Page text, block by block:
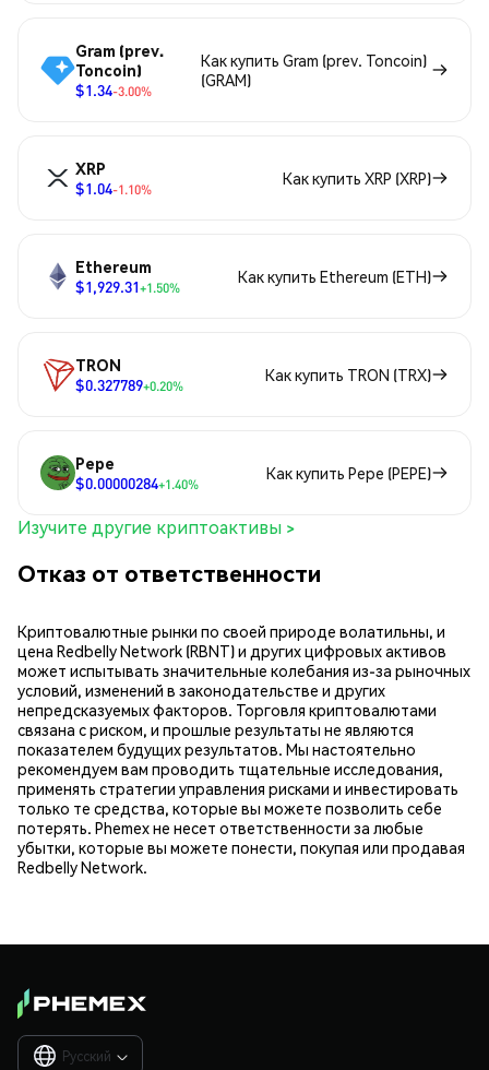
Gram (prev.
Toncoin)
$1.34-3.00%
Как купить Gram (prev. Toncoin)
(GRAM)
XRP
$1.04-1.10%
Как купить XRP (XRP)
Ethereum
$1,929.31+1.50%
Как купить Ethereum (ETH)
TRON
$0.327789+0.20%
Как купить TRON (TRX)
Pepe
$0.00000284+1.40%
Как купить Pepe (PEPE)
Изучите другие криптоактивы >
Отказ от ответственности
Криптовалютные рынки по своей природе волатильны, и
цена Redbelly Network (RBNT) и других цифровых активов
может испытывать значительные колебания из-за рыночных
условий, изменений в законодательстве и других
непредсказуемых факторов. Торговля криптовалютами
связана с риском, и прошлые результаты не являются
показателем будущих результатов. Мы настоятельно
рекомендуем вам проводить тщательные исследования,
применять стратегии управления рисками и инвестировать
только те средства, которые вы можете позволить себе
потерять. Phemex не несет ответственности за любые
убытки, которые вы можете понести, покупая или продавая
Redbelly Network.
Русский 